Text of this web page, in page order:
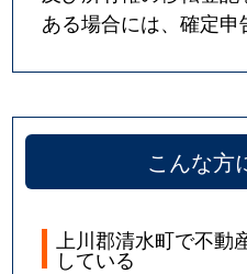
ある場合には、確定申
こんな方
上川郡清水町で不動
している